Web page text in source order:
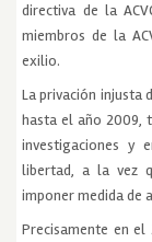
directiva de la
miembros de la
exilio.
La privación injusta
hasta el año 2009,
investigaciones y
libertad, a la vez
imponer medida de
Precisamente en